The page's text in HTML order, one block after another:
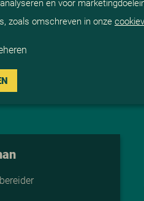
Laurentzen.
en voor
zoals omschreven in onze